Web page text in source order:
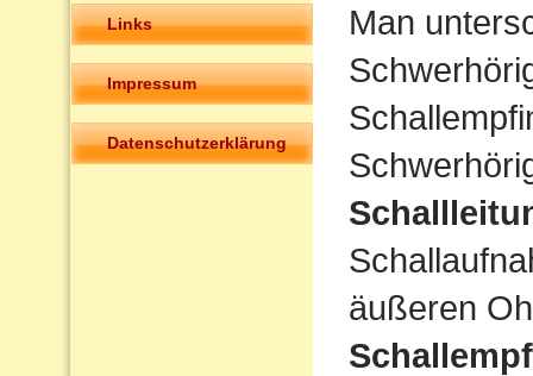
Links
Impressum
Datenschutzerklärung
Man
äußeren